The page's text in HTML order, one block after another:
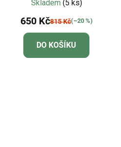
Skladem (5 ks)
650 Kč815 Kč(–20 %)
DO KOŠÍKU